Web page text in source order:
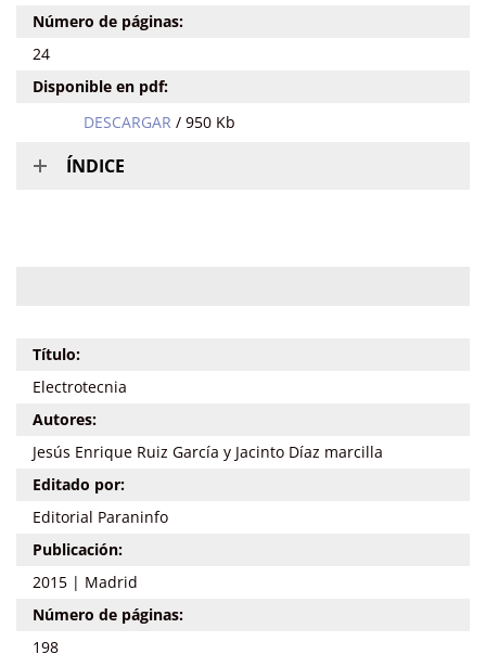
Número de páginas:
24
Disponible en pdf:
DESCARGAR / 950 Kb
ÍNDICE
Título:
Electrotecnia
Autores:
Jesús Enrique Ruiz García y Jacinto Díaz marcilla
Editado por:
Editorial Paraninfo
Publicación:
2015 | Madrid
Número de páginas:
198